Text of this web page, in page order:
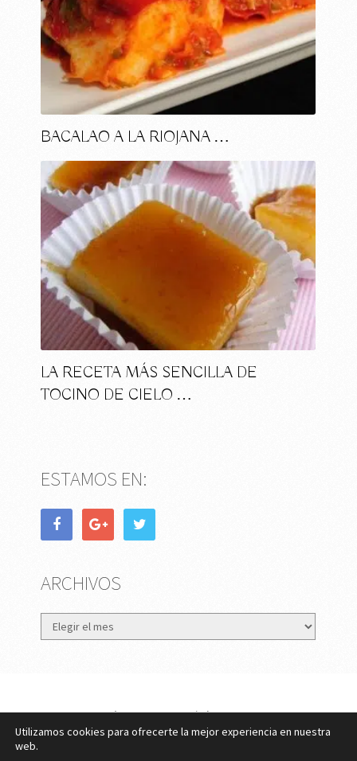
BACALAO A LA RIOJANA …
LA RECETA MÁS SENCILLA DE
TOCINO DE CIELO …
ESTAMOS EN:
ARCHIVOS
Archivos
eMujer.comCopyright © 2026.
Contactar||Datos Legales y PrivacidadyPolítica de
Utilizamos cookies para ofrecerte la mejor experiencia en nuestra
web.